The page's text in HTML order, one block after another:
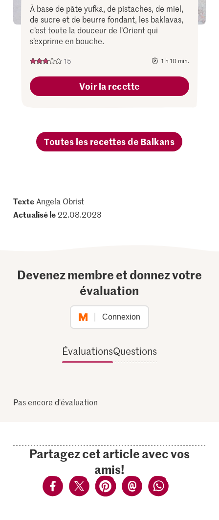
À base de pâte yufka, de pistaches, de miel,
de sucre et de beurre fondant, les baklavas,
c’est toute la douceur de l’Orient qui
s’exprime en bouche.
15 1 h 10 min.
Voir la recette
Toutes les recettes de Balkans
Texte Angela Obrist
Actualisé le 22.08.2023
Devenez membre et donnez votre
évaluation
Connexion
ÉvaluationsQuestions
Pas encore d'évaluation
Partagez cet article avec vos
amis!